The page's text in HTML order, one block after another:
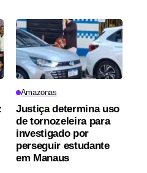
Amazonas
Justiça determina uso
de tornozeleira para
investigado por
perseguir estudante
em Manaus